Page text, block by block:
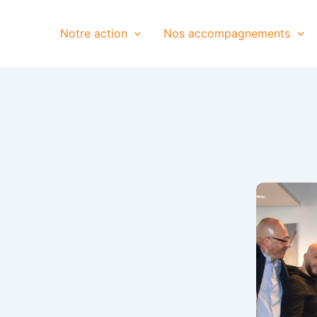
Notre action Nos accompagnements